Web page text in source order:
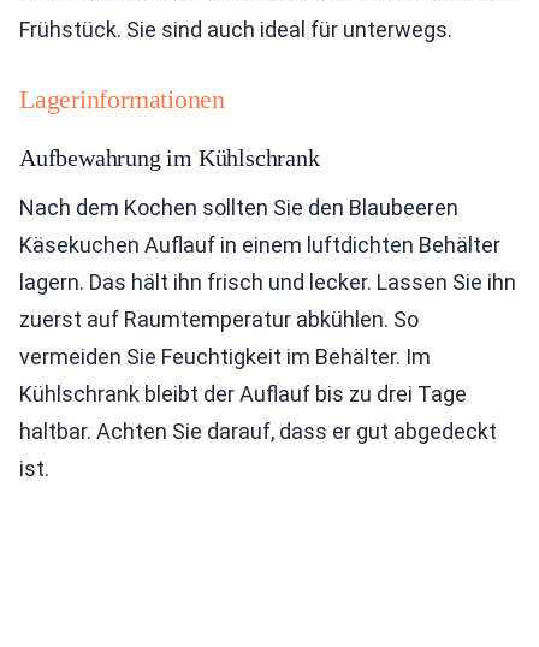
Frühstück. Sie sind auch ideal für unterwegs.
Lagerinformationen
Aufbewahrung im Kühlschrank
Nach dem Kochen sollten Sie den Blaubeeren
Käsekuchen Auflauf in einem luftdichten Behälter
lagern. Das hält ihn frisch und lecker. Lassen Sie ihn
zuerst auf Raumtemperatur abkühlen. So
vermeiden Sie Feuchtigkeit im Behälter. Im
Kühlschrank bleibt der Auflauf bis zu drei Tage
haltbar. Achten Sie darauf, dass er gut abgedeckt
ist.